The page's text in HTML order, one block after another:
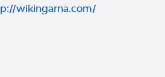
wikingarna.com/